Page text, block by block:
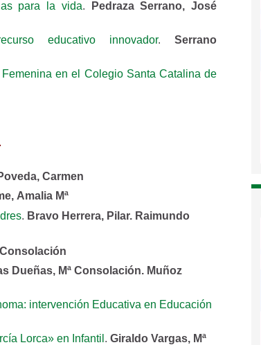
para la vida. Pedraza Serrano, José
educativo innovador. Serrano
en el Colegio Santa Catalina de
Carmen
Amalia Mª
. Bravo Herrera, Pilar. Raimundo
Dueñas, Mª Consolación. Muñoz
intervención Educativa en Educación
Lorca» en Infantil . Giraldo Vargas, Mª